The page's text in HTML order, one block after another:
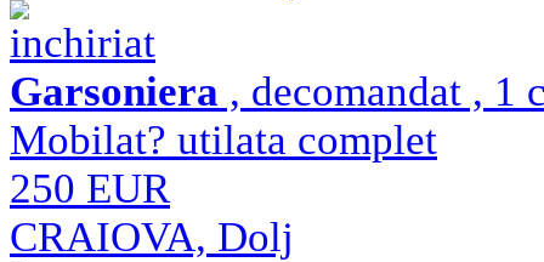
inchiriat
Garsoniera , decomandat , 1
Mobilat? utilata complet
250 EUR
CRAIOVA, Dolj